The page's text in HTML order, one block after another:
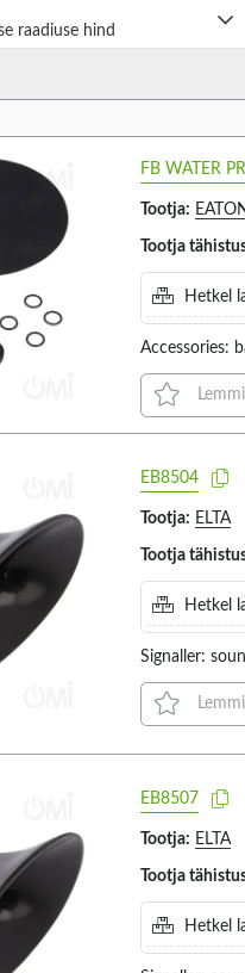
490HZ (2)
8.5MM (8)
Mounting hole diameter
VALIGE KÕIK
Ø22.5MM (2)
Light source 1
raadiuse hind
FB WATER
Tootja:
Tootja
Hetkel
Accessories:
EB8504
Tootja: ELTA
Tootja
Hetkel
Signaller:
EB8507
Tootja: ELTA
Tootja
Hetkel